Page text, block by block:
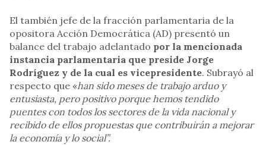
El también jefe de la fracción parlamentaria de la
opositora Acción Democrática (AD) presentó un
balance del trabajo adelantado por la mencionada
instancia parlamentaria que preside Jorge
Rodríguez y de la cual es vicepresidente. Subrayó al
respecto que «han sido meses de trabajo arduo y
entusiasta, pero positivo porque hemos tendido
puentes con todos los sectores de la vida nacional y
recibido de ellos propuestas que contribuirán a mejorar
la economía y lo social”.